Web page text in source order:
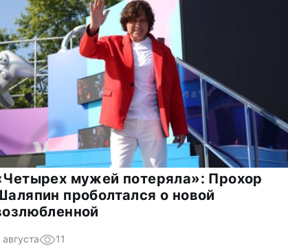
мужей потеряла»: Прохор
проболтался о новой
августа 11